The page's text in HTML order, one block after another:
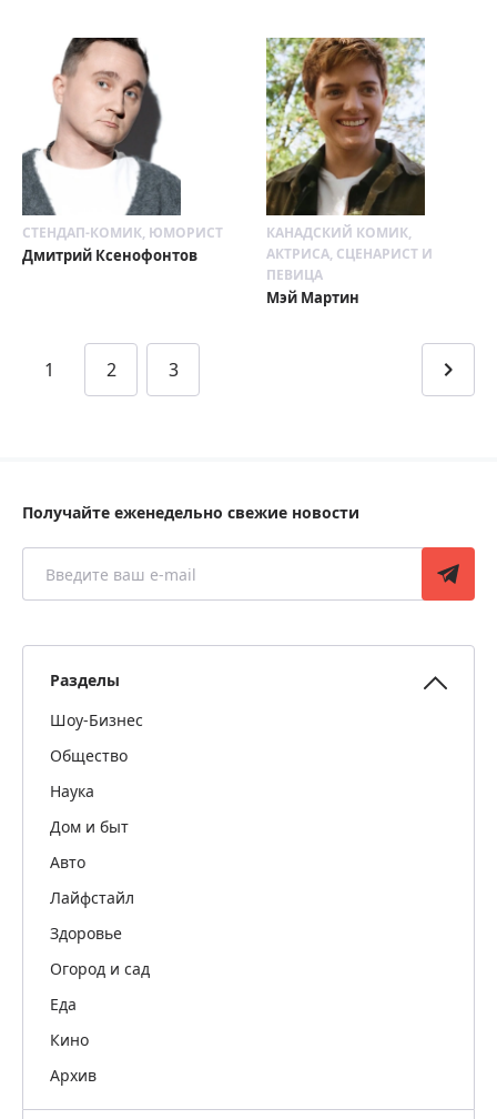
СТЕНДАП-КОМИК, ЮМОРИСТ
Дмитрий Ксенофонтов
КАНАДСКИЙ КОМИК,
АКТРИСА, СЦЕНАРИСТ И
ПЕВИЦА
Мэй Мартин
1 2 3
Получайте еженедельно свежие новости
Разделы
Шоу-Бизнес
Общество
Наука
Дом и быт
Авто
Лайфстайл
Здоровье
Огород и сад
Еда
Кино
Архив